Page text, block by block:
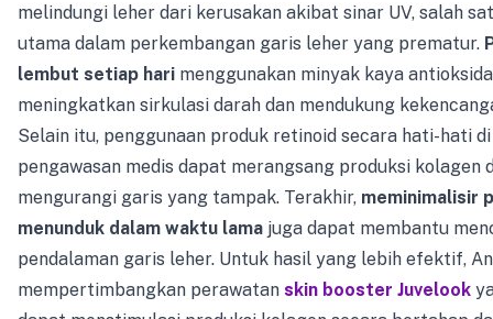
melindungi leher dari kerusakan akibat sinar UV, salah
utama dalam perkembangan garis leher yang prematur.
lembut setiap hari menggunakan minyak kaya
meningkatkan sirkulasi darah dan mendukung
Selain itu, penggunaan produk retinoid secara hati-hati
pengawasan medis dapat merangsang produksi kolagen
mengurangi garis yang tampak. Terakhir, meminimalisir
menunduk dalam waktu lama juga dapat membantu
pendalaman garis leher. Untuk hasil yang lebih efektif,
mempertimbangkan perawatan skin booster Juvelook